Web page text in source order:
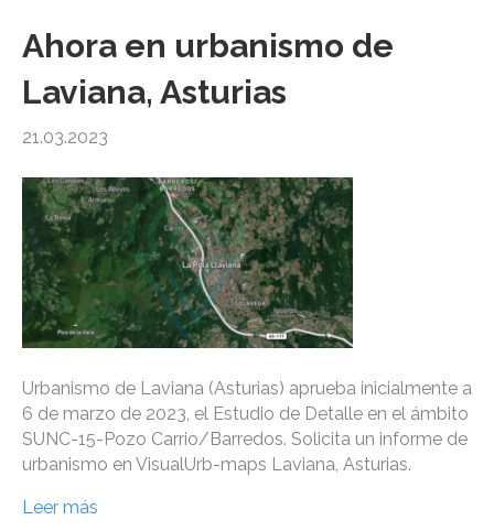
Ahora en urbanismo de
Laviana, Asturias
21.03.2023
Urbanismo de Laviana (Asturias) aprueba inicialmente a
6 de marzo de 2023, el Estudio de Detalle en el ámbito
SUNC-15-Pozo Carrio/Barredos. Solicita un informe de
urbanismo en VisualUrb-maps Laviana, Asturias.
Leer más